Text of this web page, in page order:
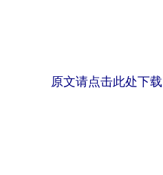
原文请点击此处下载